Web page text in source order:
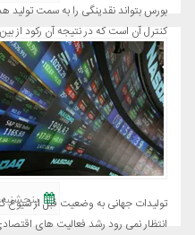
بورس بتواند نقدینگی را به سمت تولید
کنترل آن است که در نتیجه آن رکود از
تولیدات جهانی به وضعیت قبل از شیوع
انتظار نمی رود رشد فعالیت های
پنجشنبه، 15 خرداد 1399 -